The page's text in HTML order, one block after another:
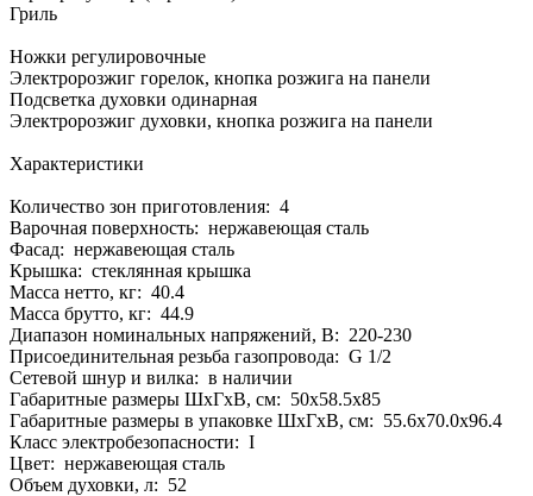
Гриль
Ножки регулировочные
Электророзжиг горелок, кнопка розжига на панели
Подсветка духовки одинарная
Электророзжиг духовки, кнопка розжига на панели
Характеристики
Количество зон приготовления: 4
Варочная поверхность: нержавеющая сталь
Фасад: нержавеющая сталь
Крышка: стеклянная крышка
Масса нетто, кг: 40.4
Масса брутто, кг: 44.9
Диапазон номинальных напряжений, В: 220-230
Присоединительная резьба газопровода: G 1/2
Сетевой шнур и вилка: в наличии
Габаритные размеры ШхГхВ, см: 50x58.5x85
Габаритные размеры в упаковке ШхГхВ, см: 55.6x70.0x96.4
Класс электробезопасности: I
Цвет: нержавеющая сталь
Объем духовки, л: 52